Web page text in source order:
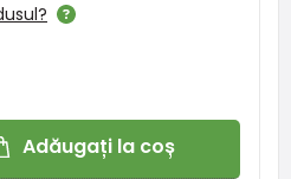
Adăugați la coș